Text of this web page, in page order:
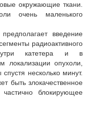
окружающие ткани.
очень маленького
введение
радиоактивного
катетера и в
локализации опухоли,
несколько минут.
быть злокачественное
блокирующее